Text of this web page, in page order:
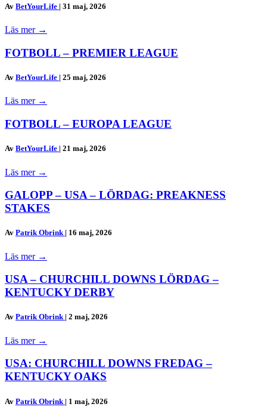
Av BetYourLife | 31 maj, 2026
Läs mer →
FOTBOLL – PREMIER LEAGUE
Av BetYourLife | 25 maj, 2026
Läs mer →
FOTBOLL – EUROPA LEAGUE
Av BetYourLife | 21 maj, 2026
Läs mer →
GALOPP – USA – LÖRDAG: PREAKNESS
STAKES
Av Patrik Obrink | 16 maj, 2026
Läs mer →
USA – CHURCHILL DOWNS LÖRDAG –
KENTUCKY DERBY
Av Patrik Obrink | 2 maj, 2026
Läs mer →
USA: CHURCHILL DOWNS FREDAG –
KENTUCKY OAKS
Av Patrik Obrink | 1 maj, 2026